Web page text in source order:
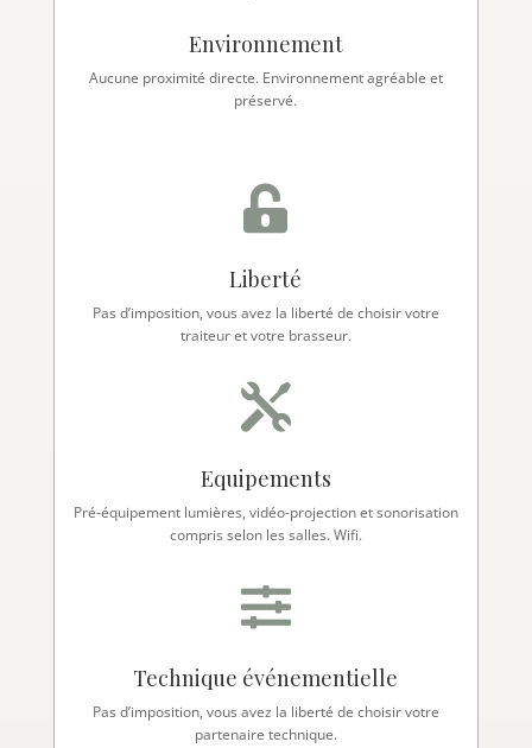
Environnement
Aucune proximité directe. Environnement agréable et
préservé.

Liberté
Pas d’imposition, vous avez la liberté de choisir votre
traiteur et votre brasseur.

Equipements
Pré-équipement lumières, vidéo-projection et sonorisation
compris selon les salles. Wifi.

Technique événementielle
Pas d’imposition, vous avez la liberté de choisir votre
partenaire technique.